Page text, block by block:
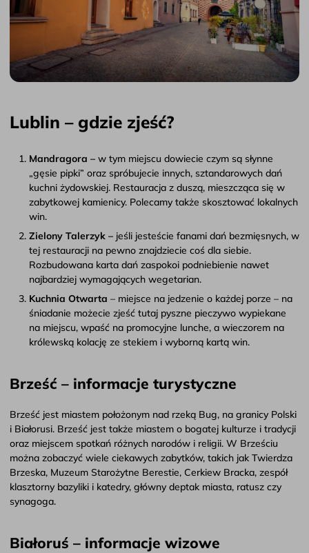
Lublin – gdzie zjeść?
Mandragora – w tym miejscu dowiecie czym są słynne
„gęsie pipki” oraz spróbujecie innych, sztandarowych dań
kuchni żydowskiej. Restauracja z duszą, mieszcząca się w
zabytkowej kamienicy. Polecamy także skosztować lokalnych
win.
Zielony Talerzyk – jeśli jesteście fanami dań bezmięsnych, w
tej restauracji na pewno znajdziecie coś dla siebie.
Rozbudowana karta dań zaspokoi podniebienie nawet
najbardziej wymagających wegetarian.
Kuchnia Otwarta – miejsce na jedzenie o każdej porze – na
śniadanie możecie zjeść tutaj pyszne pieczywo wypiekane
na miejscu, wpaść na promocyjne lunche, a wieczorem na
królewską kolację ze stekiem i wyborną kartą win.
Brześć – informacje turystyczne
Brześć jest miastem położonym nad rzeką Bug, na granicy Polski
i Białorusi. Brześć jest także miastem o bogatej kulturze i tradycji
oraz miejscem spotkań różnych narodów i religii. W Brześciu
można zobaczyć wiele ciekawych zabytków, takich jak Twierdza
Brzeska, Muzeum Starożytne Berestie, Cerkiew Bracka, zespół
klasztorny bazyliki i katedry, główny deptak miasta, ratusz czy
synagoga.
Białoruś – informacje wizowe